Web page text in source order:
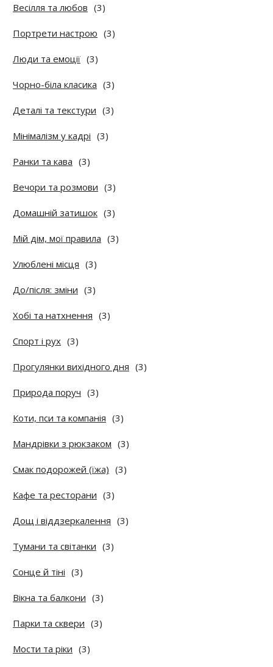
Весілля та любов (3)
Портрети настрою (3)
Люди та емоції (3)
Чорно-біла класика (3)
Деталі та текстури (3)
Мінімалізм у кадрі (3)
Ранки та кава (3)
Вечори та розмови (3)
Домашній затишок (3)
Мій дім, мої правила (3)
Улюблені місця (3)
До/після: зміни (3)
Хобі та натхнення (3)
Спорт і рух (3)
Прогулянки вихідного дня (3)
Природа поруч (3)
Коти, пси та компанія (3)
Мандрівки з рюкзаком (3)
Смак подорожей (їжа) (3)
Кафе та ресторани (3)
Дощ і віддзеркалення (3)
Тумани та світанки (3)
Сонце й тіні (3)
Вікна та балкони (3)
Парки та сквери (3)
Мости та ріки (3)